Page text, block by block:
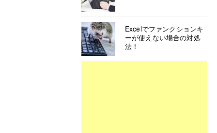
Excelでファンクションキ
ーが使えない場合の対処
法！